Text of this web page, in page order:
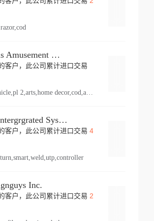
Knoebels Amusement Resort
客户，此公司累计进口交易
vehicle,pl 2,arts,home decor,cod,amusement ride,sea
Duetto Intergrgrated Systems Inc.
客户，此公司累计进口交易 4
Inc.
客户，此公司累计进口交易 2